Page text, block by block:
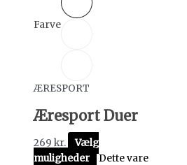
Farve
ÆRESPORT
Æresport Duer
269 kr.
Vælg
muligheder
Dette vare